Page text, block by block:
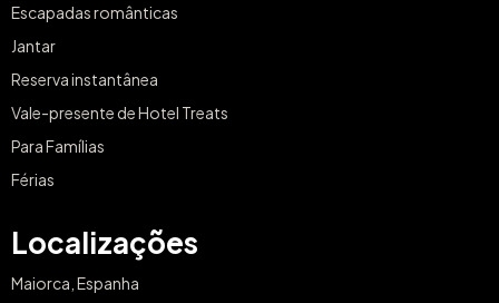
Escapadas românticas
Jantar
Reserva instantânea
Vale-presente de Hotel Treats
Para Famílias
Férias
Localizações
Maiorca, Espanha